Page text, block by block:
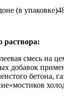
(в упаковке)
раствора:
смесь на
добавок
бетона,